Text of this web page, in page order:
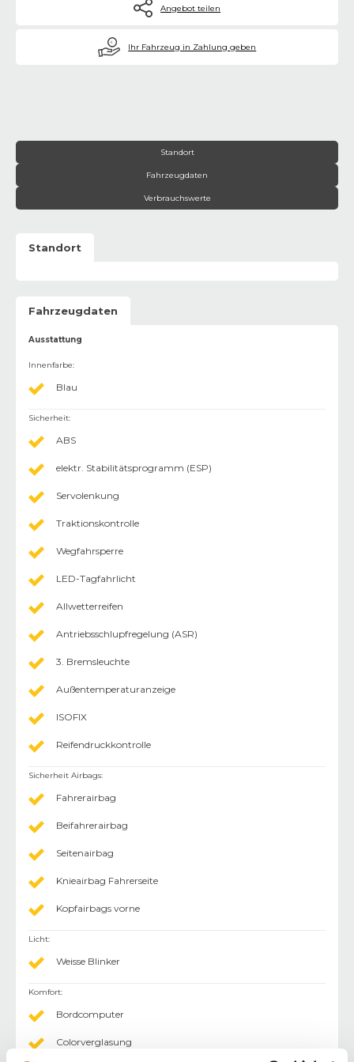
Angebot teilen
€ Ihr Fahrzeug in Zahlung geben
Standort
Fahrzeugdaten
Verbrauchswerte
Standort
Fahrzeugdaten
Ausstattung
Innenfarbe:
Blau
Sicherheit:
ABS
elektr. Stabilitätsprogramm (ESP)
Servolenkung
Traktionskontrolle
Wegfahrsperre
LED-Tagfahrlicht
Allwetterreifen
Antriebsschlupfregelung (ASR)
3. Bremsleuchte
Außentemperaturanzeige
ISOFIX
Reifendruckkontrolle
Sicherheit Airbags:
Fahrerairbag
Beifahrerairbag
Seitenairbag
Knieairbag Fahrerseite
Kopfairbags vorne
Licht:
Weisse Blinker
Komfort:
Bordcomputer
Colorverglasung